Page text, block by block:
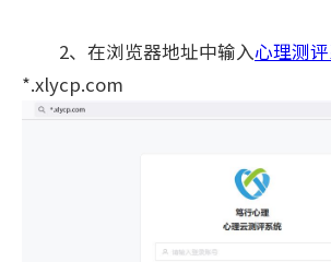
2、在浏览器地址中输入心理测
*.xlycp.com